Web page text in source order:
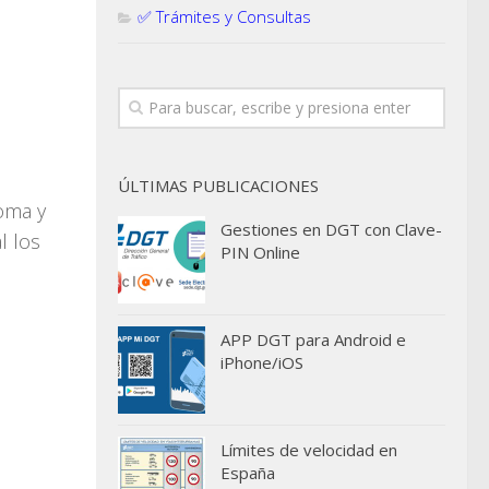
y
los
✅ Trámites y Consultas
ÚLTIMAS PUBLICACIONES
Gestiones en DGT con Clave-
PIN Online
APP DGT para Android e
iPhone/iOS
Límites de velocidad en
España